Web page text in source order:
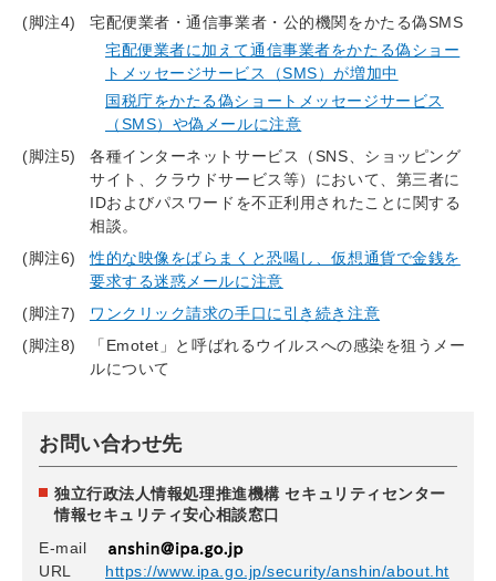
(脚注4)
宅配便業者・通信事業者・公的機関をかたる偽SMS
宅配便業者に加えて通信事業者をかたる偽ショー
トメッセージサービス（SMS）が増加中
国税庁をかたる偽ショートメッセージサービス
（SMS）や偽メールに注意
(脚注5)
各種インターネットサービス（SNS、ショッピング
サイト、クラウドサービス等）において、第三者に
IDおよびパスワードを不正利用されたことに関する
相談。
(脚注6)
性的な映像をばらまくと恐喝し、仮想通貨で金銭を
要求する迷惑メールに注意
(脚注7)
ワンクリック請求の手口に引き続き注意
(脚注8)
「Emotet」と呼ばれるウイルスへの感染を狙うメー
ルについて
お問い合わせ先
独立行政法人情報処理推進機構 セキュリティセンター
情報セキュリティ安心相談窓口
E-mail
URL
https://www.ipa.go.jp/security/anshin/about.ht